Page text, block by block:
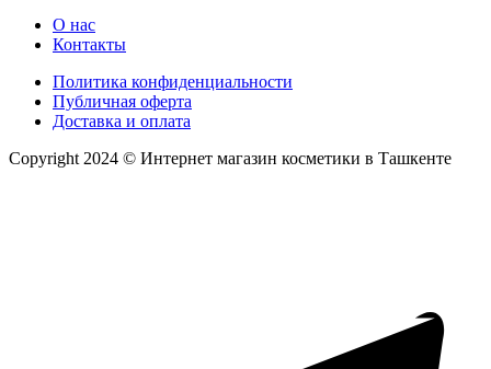
О нас
Контакты
Политика конфиденциальности
Публичная оферта
Доставка и оплата
Copyright 2024 © Интернет магазин косметики в Ташкенте